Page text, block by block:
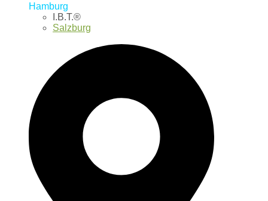
Hamburg
I.B.T.®
Salzburg